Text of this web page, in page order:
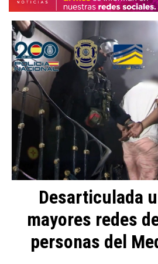
Desarticulada
mayores redes
personas del